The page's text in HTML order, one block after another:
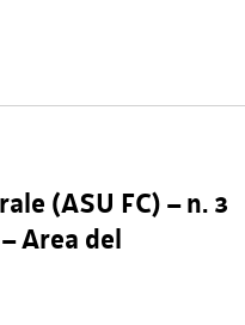
(ASU FC) – n. 3
Area del